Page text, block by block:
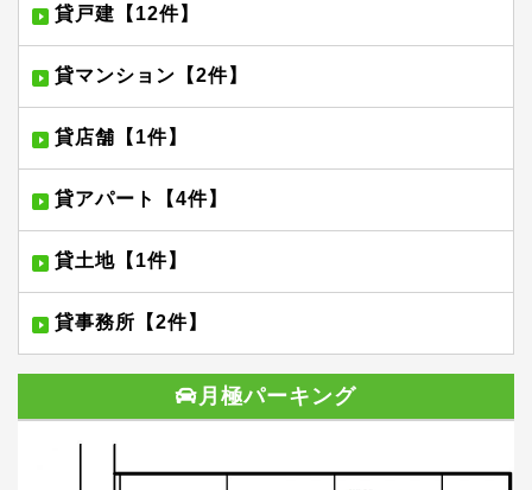
貸戸建【12件】
貸マンション【2件】
貸店舗【1件】
貸アパート【4件】
貸土地【1件】
貸事務所【2件】
月極パーキング